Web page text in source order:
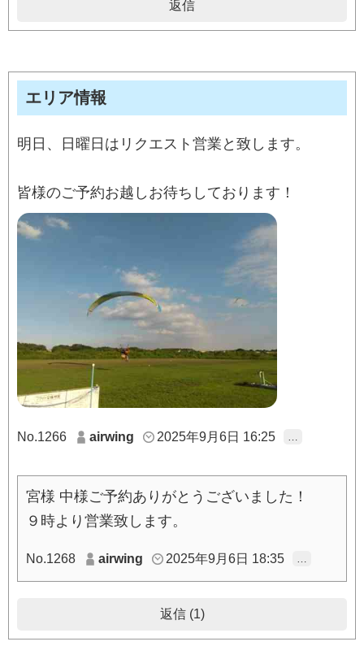
返信
エリア情報
明日、日曜日はリクエスト営業と致します。
皆様のご予約お越しお待ちしております！
No.1266 airwing 2025年9月6日 16:25 …
宮様 中様ご予約ありがとうございました！
９時より営業致します。
No.1268 airwing 2025年9月6日 18:35 …
返信 (1)